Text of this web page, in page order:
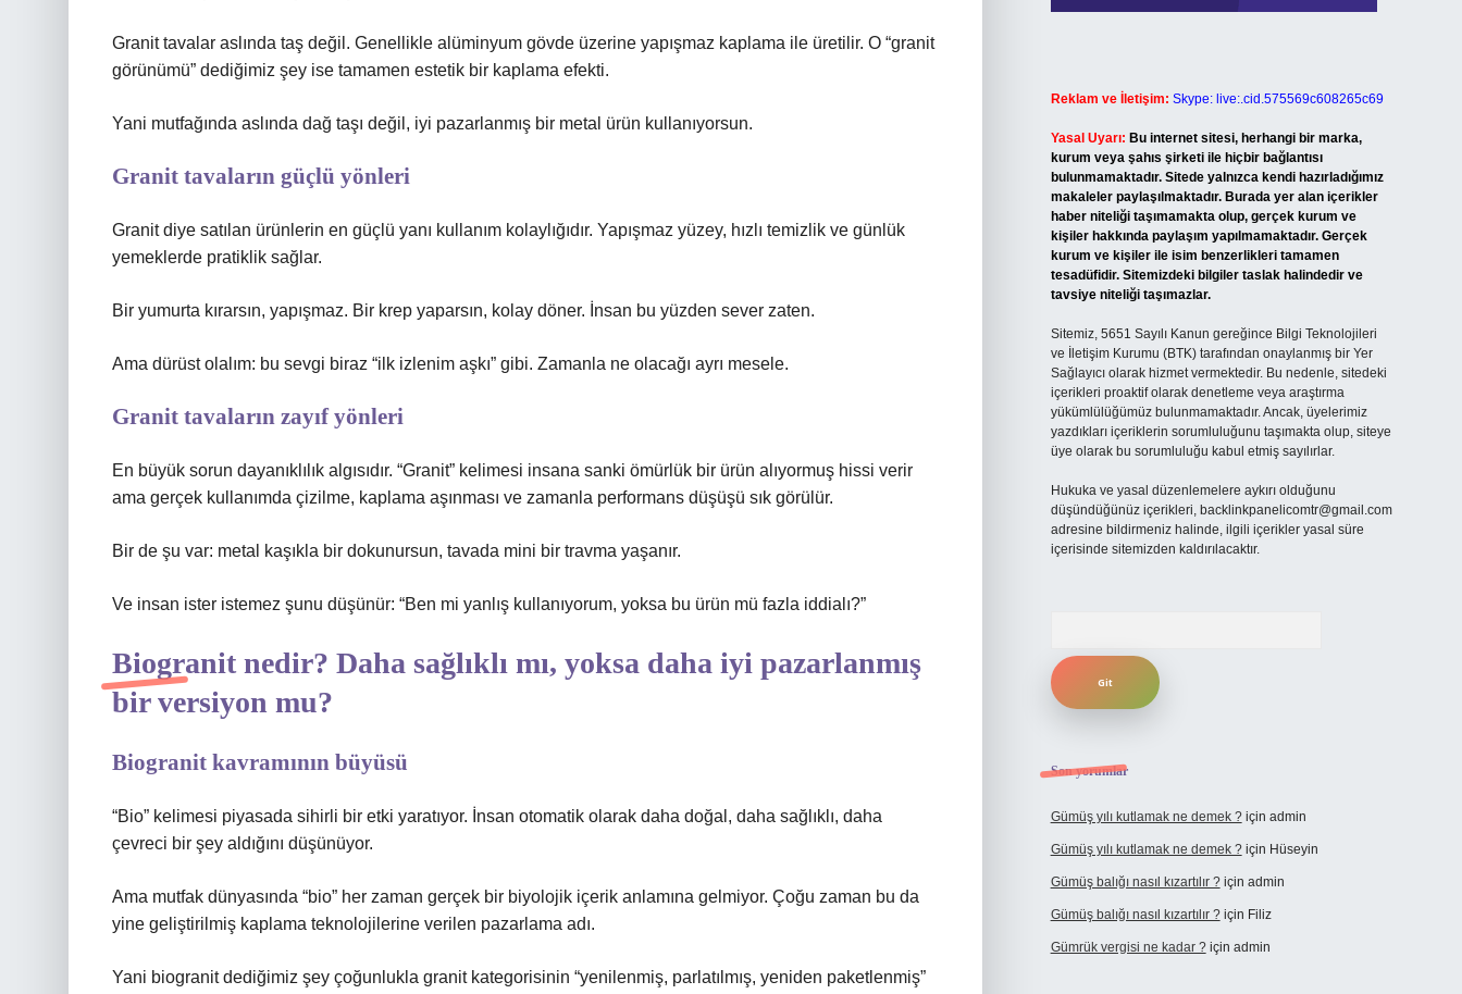
Granit tavalar aslında taş değil. Genellikle alüminyum gövde üzerine yapışmaz kaplama ile üretilir. O “granit
görünümü” dediğimiz şey ise tamamen estetik bir kaplama efekti.
Yani mutfağında aslında dağ taşı değil, iyi pazarlanmış bir metal ürün kullanıyorsun.
Granit tavaların güçlü yönleri
Granit diye satılan ürünlerin en güçlü yanı kullanım kolaylığıdır. Yapışmaz yüzey, hızlı temizlik ve günlük
yemeklerde pratiklik sağlar.
Bir yumurta kırarsın, yapışmaz. Bir krep yaparsın, kolay döner. İnsan bu yüzden sever zaten.
Ama dürüst olalım: bu sevgi biraz “ilk izlenim aşkı” gibi. Zamanla ne olacağı ayrı mesele.
Granit tavaların zayıf yönleri
En büyük sorun dayanıklılık algısıdır. “Granit” kelimesi insana sanki ömürlük bir ürün alıyormuş hissi verir
ama gerçek kullanımda çizilme, kaplama aşınması ve zamanla performans düşüşü sık görülür.
Bir de şu var: metal kaşıkla bir dokunursun, tavada mini bir travma yaşanır.
Ve insan ister istemez şunu düşünür: “Ben mi yanlış kullanıyorum, yoksa bu ürün mü fazla iddialı?”
Biogranit nedir? Daha sağlıklı mı, yoksa daha iyi pazarlanmış
bir versiyon mu?
Biogranit kavramının büyüsü
“Bio” kelimesi piyasada sihirli bir etki yaratıyor. İnsan otomatik olarak daha doğal, daha sağlıklı, daha
çevreci bir şey aldığını düşünüyor.
Ama mutfak dünyasında “bio” her zaman gerçek bir biyolojik içerik anlamına gelmiyor. Çoğu zaman bu da
yine geliştirilmiş kaplama teknolojilerine verilen pazarlama adı.
Yani biogranit dediğimiz şey çoğunlukla granit kategorisinin “yenilenmiş, parlatılmış, yeniden paketlenmiş”
Reklam ve İletişim: Skype: live:.cid.575569c608265c69
Yasal Uyarı: Bu internet sitesi, herhangi bir marka,
kurum veya şahıs şirketi ile hiçbir bağlantısı
bulunmamaktadır. Sitede yalnızca kendi hazırladığımız
makaleler paylaşılmaktadır. Burada yer alan içerikler
haber niteliği taşımamakta olup, gerçek kurum ve
kişiler hakkında paylaşım yapılmamaktadır. Gerçek
kurum ve kişiler ile isim benzerlikleri tamamen
tesadüfidir. Sitemizdeki bilgiler taslak halindedir ve
tavsiye niteliği taşımazlar.
Sitemiz, 5651 Sayılı Kanun gereğince Bilgi Teknolojileri
ve İletişim Kurumu (BTK) tarafından onaylanmış bir Yer
Sağlayıcı olarak hizmet vermektedir. Bu nedenle, sitedeki
içerikleri proaktif olarak denetleme veya araştırma
yükümlülüğümüz bulunmamaktadır. Ancak, üyelerimiz
yazdıkları içeriklerin sorumluluğunu taşımakta olup, siteye
üye olarak bu sorumluluğu kabul etmiş sayılırlar.
Hukuka ve yasal düzenlemelere aykırı olduğunu
düşündüğünüz içerikleri, backlinkpanelicomtr@gmail.com
adresine bildirmeniz halinde, ilgili içerikler yasal süre
içerisinde sitemizden kaldırılacaktır.
Son yorumlar
Gümüş yılı kutlamak ne demek ?için admin
Gümüş yılı kutlamak ne demek ?için Hüseyin
Gümüş balığı nasıl kızartılır ?için admin
Gümüş balığı nasıl kızartılır ?için Filiz
Gümrük vergisi ne kadar ?için admin